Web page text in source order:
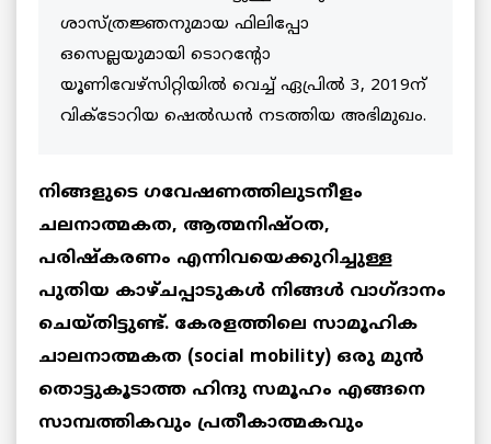
ശാസ്ത്രജ്ഞനുമായ ഫിലിപ്പോ
ഒസെല്ലയുമായി ടൊറന്റോ
യൂണിവേഴ്സിറ്റിയിൽ വെച്ച് ഏപ്രിൽ 3, 2019ന്
വിക്‌ടോറിയ ഷെൽഡൻ നടത്തിയ അഭിമുഖം.
നിങ്ങളുടെ ഗവേഷണത്തിലുടനീളം
ചലനാത്മകത, ആത്മനിഷ്ഠത,
പരിഷ്കരണം എന്നിവയെക്കുറിച്ചുള്ള
പുതിയ കാഴ്ചപ്പാടുകൾ നിങ്ങൾ വാഗ്ദാനം
ചെയ്തിട്ടുണ്ട്. കേരളത്തിലെ സാമൂഹിക
ചാലനാത്മകത (social mobility) ഒരു മുൻ
തൊട്ടുകൂടാത്ത ഹിന്ദു സമൂഹം എങ്ങനെ
സാമ്പത്തികവും പ്രതീകാത്മകവും